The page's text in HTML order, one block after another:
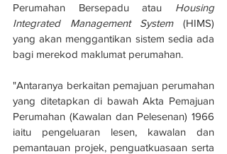
Perumahan Bersepadu atau Housing
Integrated Management System (HIMS)
yang akan menggantikan sistem sedia ada
bagi merekod maklumat perumahan.
"Antaranya berkaitan pemajuan perumahan
yang ditetapkan di bawah Akta Pemajuan
Perumahan (Kawalan dan Pelesenan) 1966
iaitu pengeluaran lesen, kawalan dan
pemantauan projek, penguatkuasaan serta